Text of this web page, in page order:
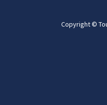
Copyright ©